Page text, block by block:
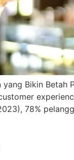
yang Bikin
78%